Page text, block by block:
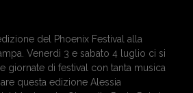
del Phoenix Festival alla
Venerdì 3 e sabato 4 luglio ci si
giornate di festival con tanta musica
questa edizione Alessia